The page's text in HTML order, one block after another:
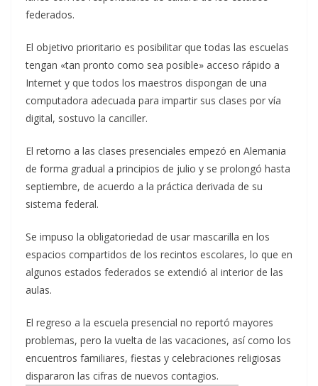
federados.
El objetivo prioritario es posibilitar que todas las escuelas
tengan «tan pronto como sea posible» acceso rápido a
Internet y que todos los maestros dispongan de una
computadora adecuada para impartir sus clases por vía
digital, sostuvo la canciller.
El retorno a las clases presenciales empezó en Alemania
de forma gradual a principios de julio y se prolongó hasta
septiembre, de acuerdo a la práctica derivada de su
sistema federal.
Se impuso la obligatoriedad de usar mascarilla en los
espacios compartidos de los recintos escolares, lo que en
algunos estados federados se extendió al interior de las
aulas.
El regreso a la escuela presencial no reportó mayores
problemas, pero la vuelta de las vacaciones, así como los
encuentros familiares, fiestas y celebraciones religiosas
dispararon las cifras de nuevos contagios.